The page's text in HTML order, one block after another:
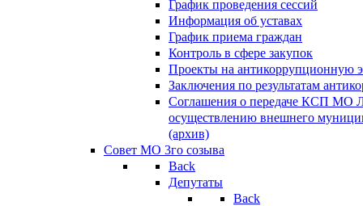
График проведения сессий
Информация об уставах
График приема граждан
Контроль в сфере закупок
Проекты на антикоррупционную
Заключения по результатам
Соглашения о передаче КСП МО
осуществлению внешнего
(архив)
Совет МО 3го созыва
Back
Депутаты
Back